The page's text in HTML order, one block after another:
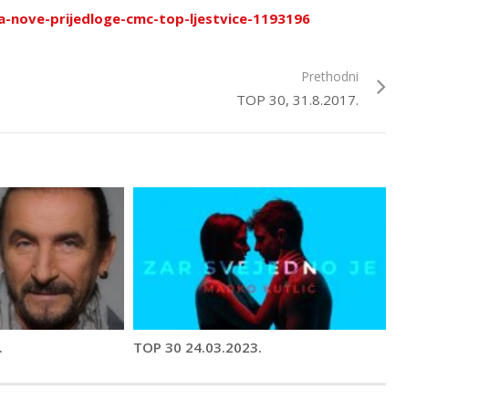
prijedloge-cmc-top-ljestvice-1193196
Prethodni
TOP 30, 31.8.2017.
TOP 30 24.03.2023.